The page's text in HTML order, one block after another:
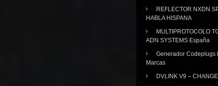
REFLECTOR NXDN
HABLA HISPANA
MULTIPROTOCOLO
ADN SYSTEMS España
Generador Codeplugs
Marcas
DVLINK V9 –